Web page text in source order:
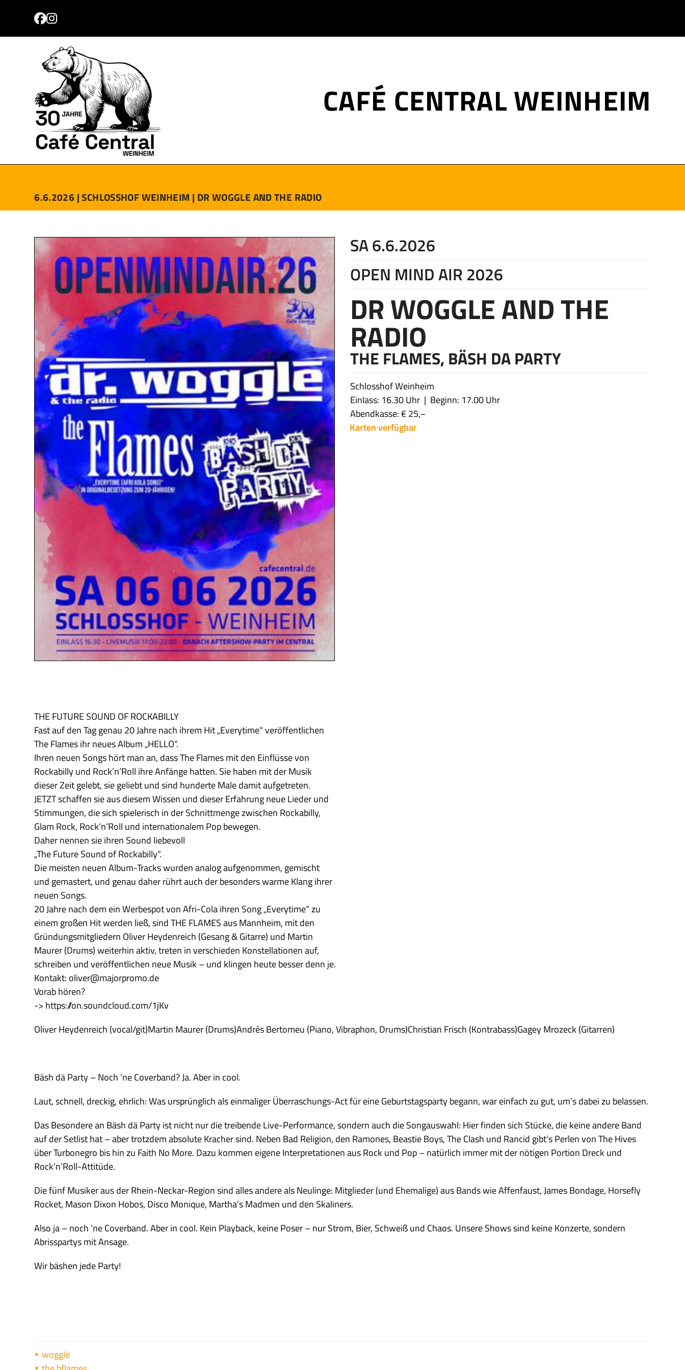
content
Facebook
Instagram
CAFÉ CENTRAL WEINHEIM
6.6.2026 |SCHLOSSHOF WEINHEIM | DR WOGGLE AND THE RADIO
SA 6.6.2026
OPEN MIND AIR 2026
DR WOGGLE AND THE
RADIO
THE FLAMES, BÄSH DA PARTY
Schlosshof Weinheim
Einlass: 16.30 Uhr
Beginn: 17.00 Uhr
Abendkasse: € 25,–
Karten verfügbar
THE FUTURE SOUND OF ROCKABILLY
Fast auf den Tag genau 20 Jahre nach ihrem Hit „Everytime“ veröffentlichen
The Flames ihr neues Album „HELLO“.
Ihren neuen Songs hört man an, dass The Flames mit den Einflüsse von
Rockabilly und Rock’n’Roll ihre Anfänge hatten. Sie haben mit der Musik
dieser Zeit gelebt, sie geliebt und sind hunderte Male damit aufgetreten.
JETZT schaffen sie aus diesem Wissen und dieser Erfahrung neue Lieder und
Stimmungen, die sich spielerisch in der Schnittmenge zwischen Rockabilly,
Glam Rock, Rock’n’Roll und internationalem Pop bewegen.
Daher nennen sie ihren Sound liebevoll
„The Future Sound of Rockabilly“.
Die meisten neuen Album-Tracks wurden analog aufgenommen, gemischt
und gemastert, und genau daher rührt auch der besonders warme Klang ihrer
neuen Songs.
20 Jahre nach dem ein Werbespot von Afri-Cola ihren Song „Everytime“ zu
einem großen Hit werden ließ, sind THE FLAMES aus Mannheim, mit den
Gründungsmitgliedern Oliver Heydenreich (Gesang & Gitarre) und Martin
Maurer (Drums) weiterhin aktiv, treten in verschieden Konstellationen auf,
schreiben und veröffentlichen neue Musik – und klingen heute besser denn je.
Kontakt: oliver@majorpromo.de
Vorab hören?
-> https://on.soundcloud.com/1jKv
Oliver Heydenreich (vocal/git)Martin Maurer (Drums)Andrés Bertomeu (Piano, Vibraphon, Drums)Christian Frisch (Kontrabass)Gagey Mrozeck (Gitarren)
Bäsh dä Party – Noch ’ne Coverband? Ja. Aber in cool.
Laut, schnell, dreckig, ehrlich: Was ursprünglich als einmaliger Überraschungs-Act für eine Geburtstagsparty begann, war einfach zu gut, um’s dabei zu belassen.
Das Besondere an Bäsh dä Party ist nicht nur die treibende Live-Performance, sondern auch die Songauswahl: Hier finden sich Stücke, die keine andere Band
auf der Setlist hat – aber trotzdem absolute Kracher sind. Neben Bad Religion, den Ramones, Beastie Boys, The Clash und Rancid gibt’s Perlen von The Hives
über Turbonegro bis hin zu Faith No More. Dazu kommen eigene Interpretationen aus Rock und Pop – natürlich immer mit der nötigen Portion Dreck und
Rock’n’Roll-Attitüde.
Die fünf Musiker aus der Rhein-Neckar-Region sind alles andere als Neulinge: Mitglieder (und Ehemalige) aus Bands wie Affenfaust, James Bondage, Horsefly
Rocket, Mason Dixon Hobos, Disco Monique, Martha’s Madmen und den Skaliners.
Also ja – noch ’ne Coverband. Aber in cool. Kein Playback, keine Poser – nur Strom, Bier, Schweiß und Chaos. Unsere Shows sind keine Konzerte, sondern
Abrisspartys mit Ansage.
Wir bäshen jede Party!
woggle